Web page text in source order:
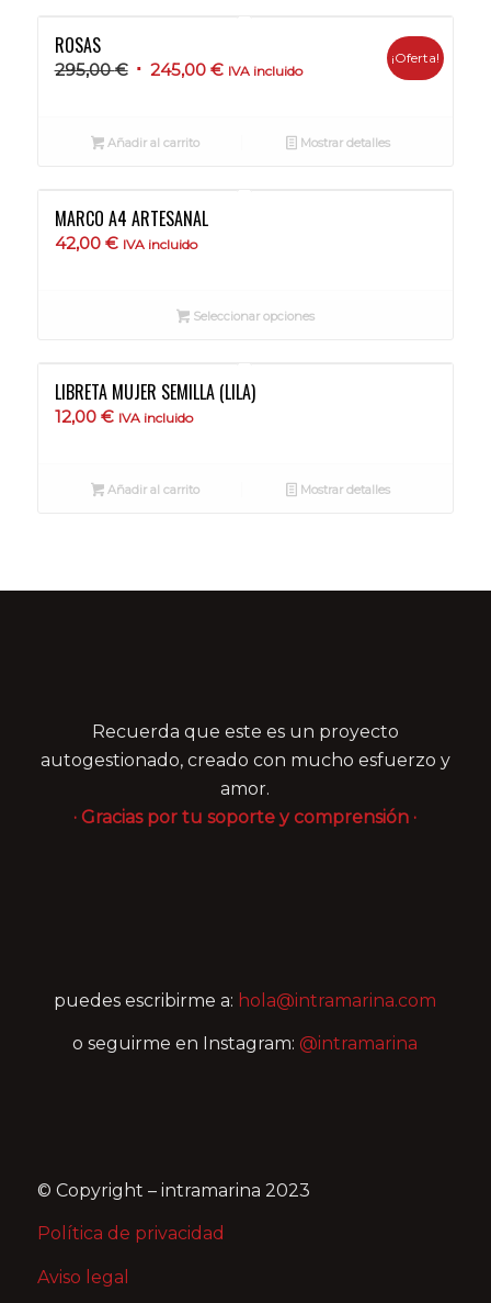
ROSAS
295,00€ El
era:
245,00 €ElIVA incluido
¡Oferta!
Añadir al carrito Mostrar detalles
MARCO A4 ARTESANAL
42,00 € IVA incluido
Seleccionar opciones
LIBRETA MUJER SEMILLA (LILA)
12,00 € IVA incluido
Añadir al carrito Mostrar detalles
Recuerda que este es un proyecto
autogestionado, creado con mucho esfuerzo y
amor.
· Gracias por tu soporte y comprensión ·
puedes escribirme a: hola@intramarina.com
o seguirme en Instagram:@intramarina
© Copyright – intramarina 2023
Política de privacidad
Aviso legal